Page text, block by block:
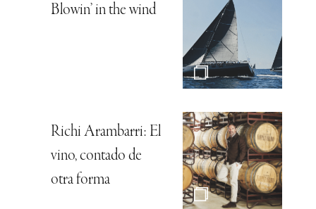
Blowin’ in the wind
Richi Arambarri: El
vino, contado de
otra forma